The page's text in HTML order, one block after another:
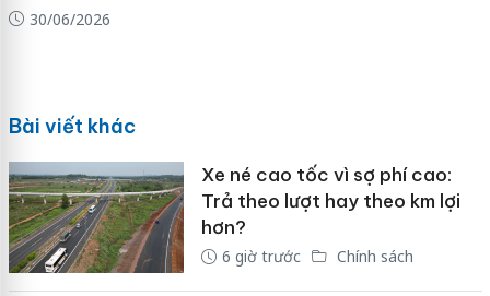
30/06/2026
Bài viết khác
Xe né cao tốc vì sợ phí cao:
Trả theo lượt hay theo km lợi
hơn?
6 giờ trước Chính sách